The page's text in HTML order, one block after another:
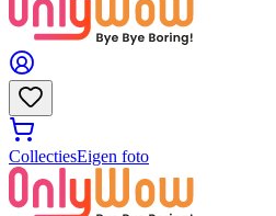
CollectiesEigen foto